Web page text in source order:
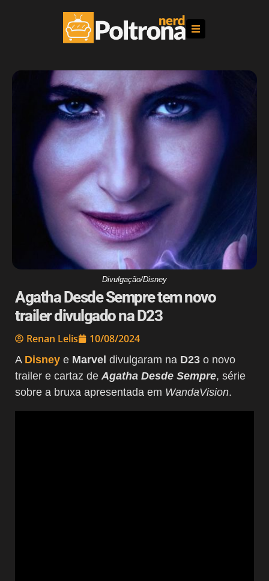
Divulgação/Disney
Agatha Desde Sempre tem novo
trailer divulgado na D23
Renan Lelis 10/08/2024
A Disney e Marvel divulgaram na D23 o novo
trailer e cartaz de Agatha Desde Sempre, série
sobre a bruxa apresentada em WandaVision.